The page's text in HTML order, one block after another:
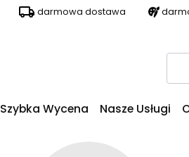
darmowa dostawa
Szybka Wycena Nasze Usługi